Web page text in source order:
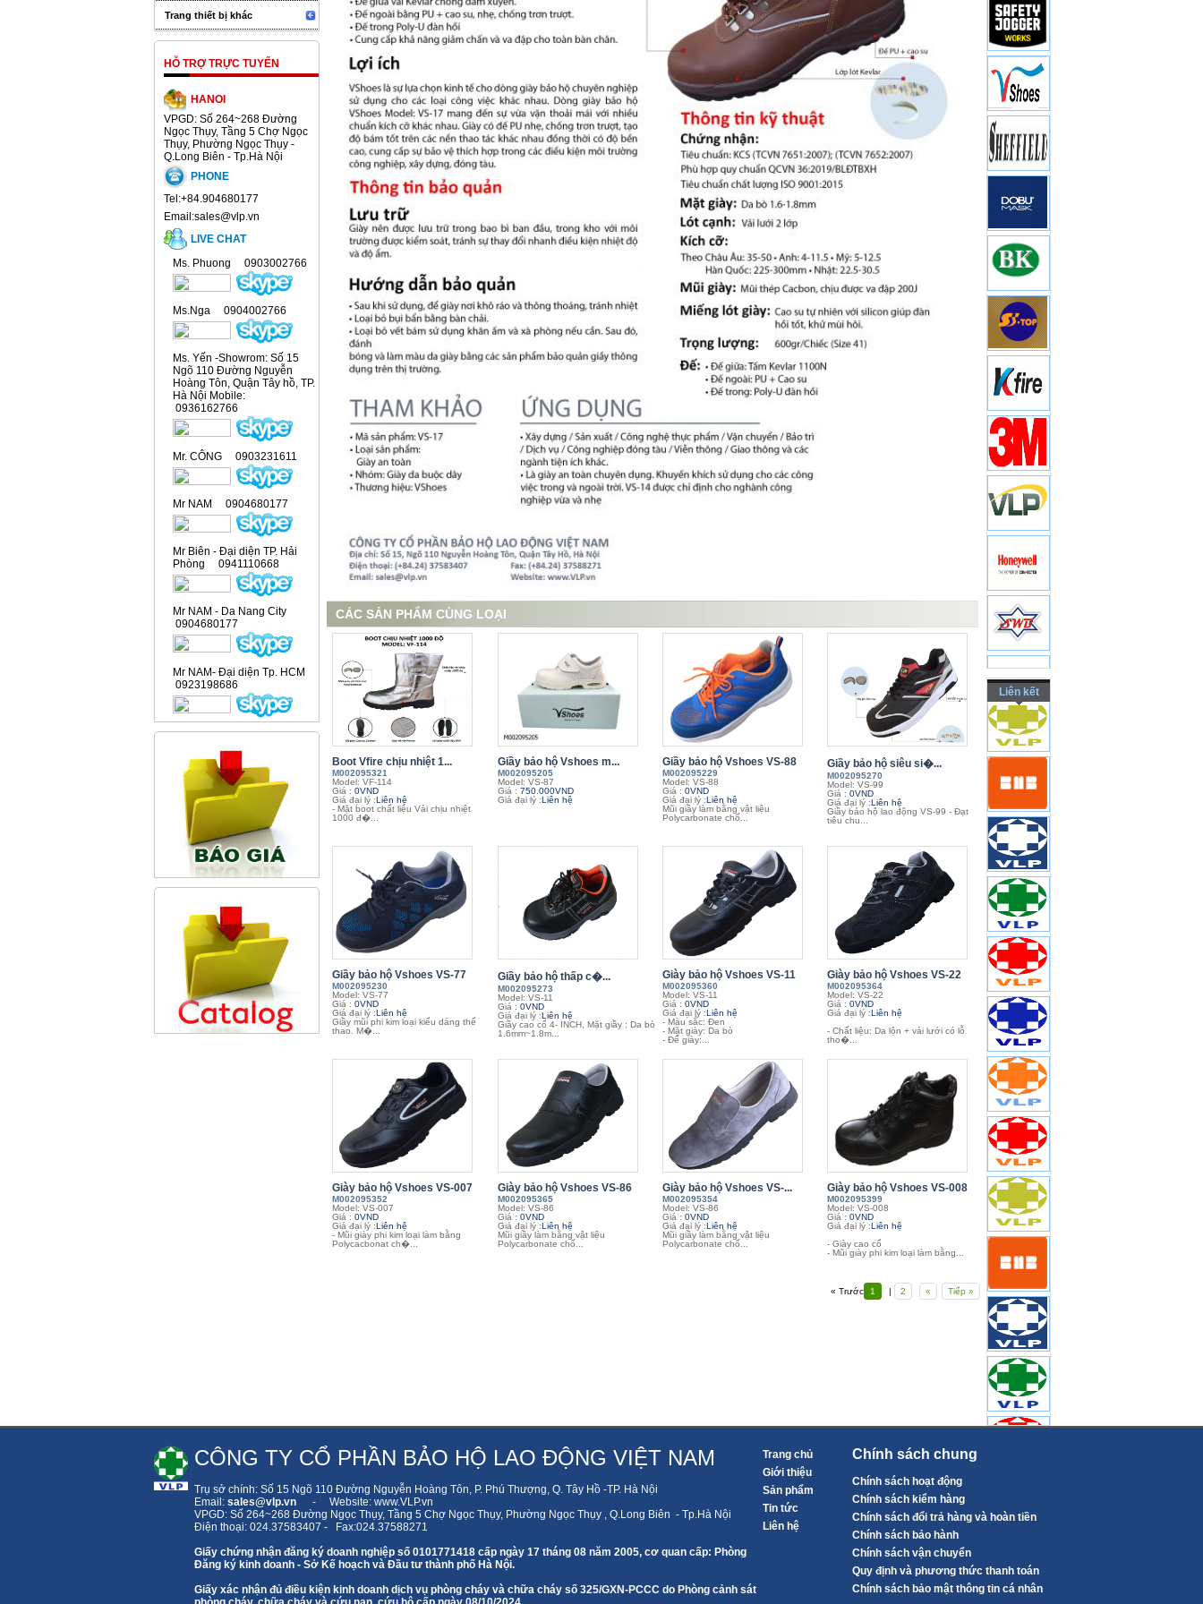
Trang thiết bị khác
HỖ TRỢ TRỰC TUYẾN
HANOI
VPGD: Số 264~268 Đường
Ngọc Thụy, Tầng 5 Chợ Ngọc
Thụy, Phường Ngọc Thụy -
Q.Long Biên - Tp.Hà Nội
PHONE
Tel:+84.904680177
Email:sales@vlp.vn
LIVE CHAT
Ms. Phuong 0903002766
Ms.Nga 0904002766
Ms. Yến -Showrom: Số 15
Ngõ 110 Đường Nguyễn
Hoàng Tôn, Quận Tây hồ, TP.
Hà Nội Mobile:
0936162766
Mr. CÔNG 0903231611
Mr NAM 0904680177
Mr Biên - Đại diện TP. Hải
Phòng 0941110668
Mr NAM - Da Nang City
0904680177
Mr NAM- Đại diện Tp. HCM
0923198686
CÁC SẢN PHẨM CÙNG LOẠI
Boot Vfire chịu nhiệt 1...
M002095321
Model: VF-114
Giá : 0VND
Giá đại lý :Liên hệ
- Mặt boot chất liệu Vải chịu nhiệt
1000 đ�...
Giầy bảo hộ Vshoes m...
M002095205
Model: VS-87
Giá : 750.000VND
Giá đại lý :Liên hệ
Giầy bảo hộ Vshoes VS-88
M002095229
Model: VS-88
Giá : 0VND
Giá đại lý :Liên hệ
Mũi giầy làm bằng vật liệu
Polycarbonate chố...
Giầy bảo hộ siêu si�...
M002095270
Model: VS-99
Giá : 0VND
Giá đại lý :Liên hệ
Giầy bảo hộ lao động VS-99 - Đạt
tiêu chu...
Giầy bảo hộ Vshoes VS-77
M002095230
Model: VS-77
Giá : 0VND
Giá đại lý :Liên hệ
Giầy mũi phi kim loại kiểu dáng thể
thao. M�...
Giầy bảo hộ thấp c�...
M002095273
Model: VS-11
Giá : 0VND
Giá đại lý :Liên hệ
Giầy cao cổ 4- INCH, Mặt giầy : Da bò
1.6mm~1.8m...
Giày bảo hộ Vshoes VS-11
M002095360
Model: VS-11
Giá : 0VND
Giá đại lý :Liên hệ
- Màu sắc: Đen
- Mặt giày: Da bò
- Đế giày:...
Giày bảo hộ Vshoes VS-22
M002095364
Model: VS-22
Giá : 0VND
Giá đại lý :Liên hệ
- Chất liệu: Da lộn + vải lưới có lỗ
tho�...
Giày bảo hộ Vshoes VS-007
M002095352
Model: VS-007
Giá : 0VND
Giá đại lý :Liên hệ
- Mũi giày phi kim loại làm bằng
Polycacbonat ch�...
Giày bảo hộ Vshoes VS-86
M002095365
Model: VS-86
Giá : 0VND
Giá đại lý :Liên hệ
Mũi giầy làm bằng vật liệu
Polycarbonate chố...
Giày bảo hộ Vshoes VS-...
M002095354
Model: VS-86
Giá : 0VND
Giá đại lý :Liên hệ
Mũi giầy làm bằng vật liệu
Polycarbonate chố...
Giày bảo hộ Vshoes VS-008
M002095399
Model: VS-008
Giá : 0VND
Giá đại lý :Liên hệ
- Giày cao cổ
- Mũi giày phi kim loại làm bằng...
« Trước 1 | 2 Tiếp »
«
Liên kết
CÔNG TY CỔ PHẦN BẢO HỘ LAO ĐỘNG VIỆT NAM
Trụ sở chính: Số 15 Ngõ 110 Đường Nguyễn Hoàng Tôn, P. Phú Thượng, Q. Tây Hồ -TP. Hà Nội
Email: sales@vlp.vn - Website: www.VLP.vn
VPGD: Số 264~268 Đường Ngọc Thụy, Tầng 5 Chợ Ngọc Thụy, Phường Ngọc Thụy , Q.Long Biên - Tp.Hà Nội
Điện thoại: 024.37583407 - Fax:024.37588271
Giấy chứng nhận đăng ký doanh nghiệp số 0101771418 cấp ngày 17 tháng 08 năm 2005, cơ quan cấp: Phòng
Đăng ký kinh doanh - Sở Kế hoạch và Đầu tư thành phố Hà Nội.
Giấy xác nhận đủ điều kiện kinh doanh dịch vụ phòng cháy và chữa cháy số 325/GXN-PCCC do Phòng cảnh sát
Trang chủ
Giới thiệu
Sản phẩm
Tin tức
Liên hệ
Chính sách chung
Chính sách hoạt động
Chính sách kiểm hàng
Chính sách đổi trả hàng và hoàn tiền
Chính sách bảo hành
Chính sách vận chuyển
Quy định và phương thức thanh toán
Chính sách bảo mật thông tin cá nhân